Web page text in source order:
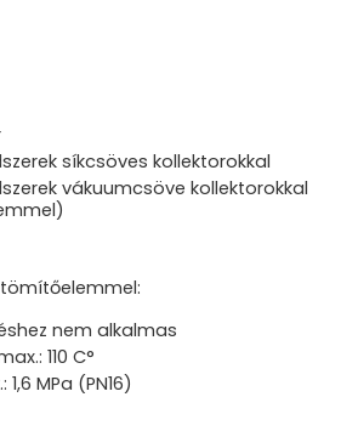
síkcsöves kollektorokkal
vákuumcsöve kollektorokkal
tömítőelemmel:
nem alkalmas
110 C°
MPa (PN16)